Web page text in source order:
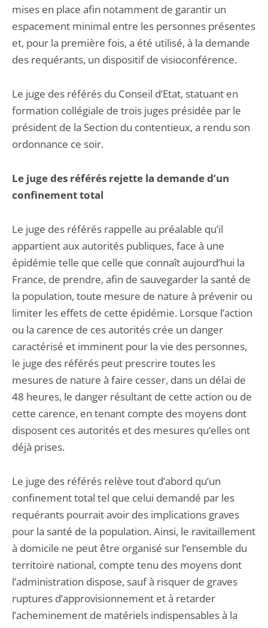
mises en place afin notamment de garantir un
espacement minimal entre les personnes présentes
et, pour la première fois, a été utilisé, à la demande
des requérants, un dispositif de visioconférence.
Le juge des référés du Conseil d’Etat, statuant en
formation collégiale de trois juges présidée par le
président de la Section du contentieux, a rendu son
ordonnance ce soir.
Le juge des référés rejette la demande d’un
confinement total
Le juge des référés rappelle au préalable qu’il
appartient aux autorités publiques, face à une
épidémie telle que celle que connaît aujourd’hui la
France, de prendre, afin de sauvegarder la santé de
la population, toute mesure de nature à prévenir ou
limiter les effets de cette épidémie. Lorsque l’action
ou la carence de ces autorités crée un danger
caractérisé et imminent pour la vie des personnes,
le juge des référés peut prescrire toutes les
mesures de nature à faire cesser, dans un délai de
48 heures, le danger résultant de cette action ou de
cette carence, en tenant compte des moyens dont
disposent ces autorités et des mesures qu’elles ont
déjà prises.
Le juge des référés relève tout d’abord qu’un
confinement total tel que celui demandé par les
requérants pourrait avoir des implications graves
pour la santé de la population. Ainsi, le ravitaillement
à domicile ne peut être organisé sur l’ensemble du
territoire national, compte tenu des moyens dont
l’administration dispose, sauf à risquer de graves
ruptures d’approvisionnement et à retarder
l’acheminement de matériels indispensables à la